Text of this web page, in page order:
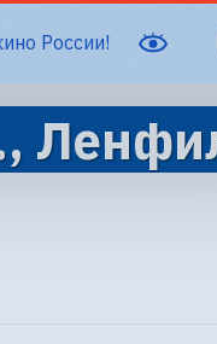
России!